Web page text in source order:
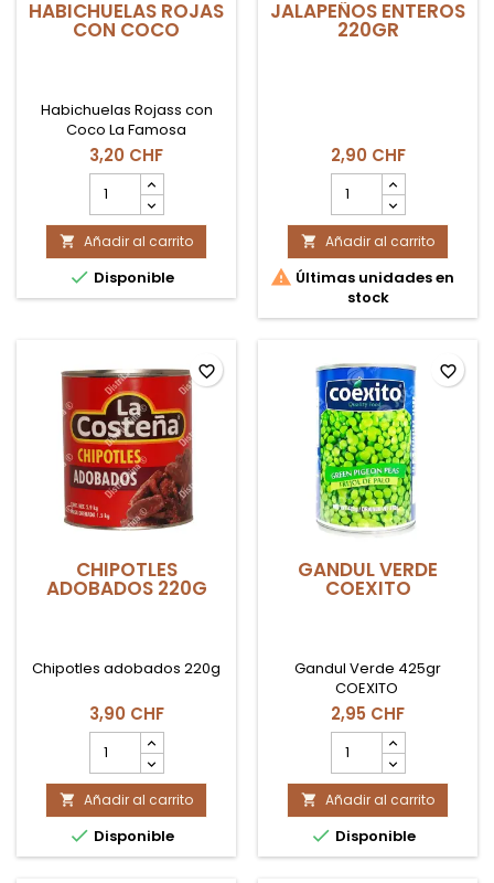
HABICHUELAS ROJAS
CON COCO
Habichuelas Rojass con
Coco La Famosa
3,20 CHF
cantidad
del
producto
HABICHUELAS
ROJAS
CON
COCO
 Añadir al carrito
 Disponible
JALAPEÑOS ENTEROS
220GR
2,90 CHF
cantidad
del
producto
JALAPEÑOS
ENTEROS
220GR
 Añadir al carrito
 Últimas unidades en
stock
CHIPOTLES
ADOBADOS 220G
Chipotles adobados 220g
3,90 CHF
cantidad
del
producto
CHIPOTLES
ADOBADOS
220G
 Añadir al carrito
 Disponible
favorite_border
GANDUL VERDE
COEXITO
Gandul Verde 425gr
COEXITO
2,95 CHF
cantidad
del
producto
GANDUL
VERDE
COEXITO
 Añadir al carrito
 Disponible
favorite_border